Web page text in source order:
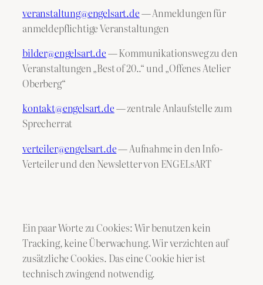
veranstaltung@engelsart.de— Anmeldungen für
anmeldepflichtige Veranstaltungen
bilder@engelsart.de— Kommunikationsweg zu den
Veranstaltungen „Best of 20..“ und „Offenes Atelier
Oberberg“
kontakt@engelsart.de— zentrale Anlaufstelle zum
Sprecherrat
verteiler@engelsart.de— Aufnahme in den Info-
Verteiler und den Newsletter von ENGELsART
Ein paar Worte zu Cookies: Wir benutzen kein
Tracking, keine Überwachung. Wir verzichten auf
zusätzliche Cookies. Das eine Cookie hier ist
technisch zwingend notwendig.